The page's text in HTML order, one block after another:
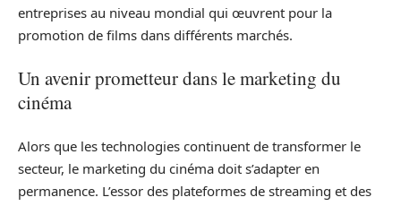
entreprises au niveau mondial qui œuvrent pour la
promotion de films dans différents marchés.
Un avenir prometteur dans le marketing du
cinéma
Alors que les technologies continuent de transformer le
secteur, le marketing du cinéma doit s’adapter en
permanence. L’essor des plateformes de streaming et des